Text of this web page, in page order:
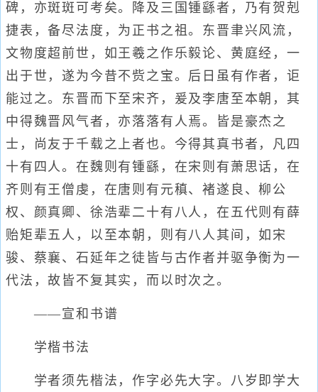
碑，亦斑斑可考矣。降及三国锺繇者，乃有贺剋
捷表，备尽法度，为正书之祖。东晋聿兴风流，
文物度超前世，如王羲之作乐毅论、黄庭经，一
出于世，遂为今昔不赀之宝。后日虽有作者，讵
能过之。东晋而下至宋齐，爰及李唐至本朝，其
中得魏晋风气者，亦落落有人焉。皆是豪杰之
士，尚友于千载之上者也。今得其真书者，凡四
十有四人。在魏则有锺繇，在宋则有萧思话，在
齐则有王僧虔，在唐则有元稹、褚遂良、柳公
权、颜真卿、徐浩辈二十有八人，在五代则有薛
贻矩辈五人，以至本朝，则有八人其间，如宋
骏、蔡襄、石延年之徒皆与古作者并驱争衡为一
代法，故皆不复其实，而以时次之。
——宣和书谱
学楷书法
学者须先楷法，作字必先大字。八岁即学大